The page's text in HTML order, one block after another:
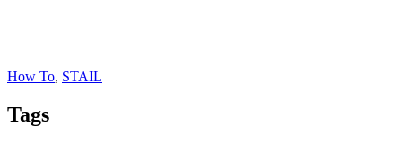
How To, STAIL
Tags